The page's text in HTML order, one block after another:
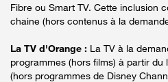
Fibre ou Smart TV. Cette inclusion
chaine (hors contenus à la
La TV d'Orange : La TV à la
programmes (hors films) à partir du
(hors programmes de Disney